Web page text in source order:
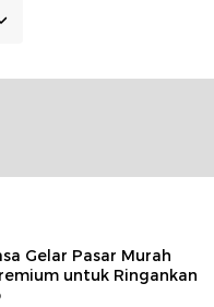
Gelar Pasar Murah
untuk Ringankan